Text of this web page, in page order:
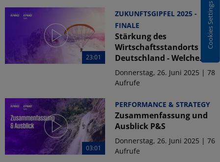
23:01
ZUKUNFTSGIPFEL 2025 -
FINALE
Stärkung des
Wirtschaftsstandorts
Deutschland - Welche...
Donnerstag, 26. Juni 2025 | 78
Aufrufe
03:01
PERFORMANCE & STRATEGY
Zusammenfassung und
Ausblick P&S
Donnerstag, 26. Juni 2025 | 76
Aufrufe
Cookies Settings